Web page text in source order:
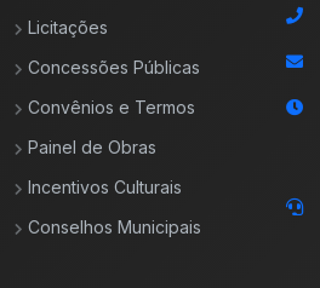
Licitações
Concessões Públicas
Convênios e Termos
Painel de Obras
Incentivos Culturais
Conselhos Municipais